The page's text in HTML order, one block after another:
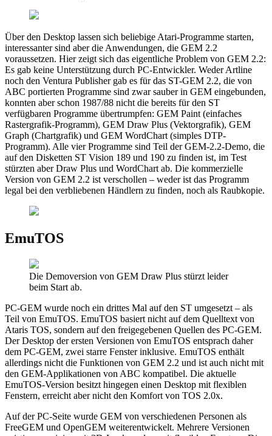
Über den Desktop lassen sich beliebige Atari-Programme starten,
interessanter sind aber die Anwendungen, die GEM 2.2
voraussetzen. Hier zeigt sich das eigentliche Problem von GEM 2.2:
Es gab keine Unterstützung durch PC-Entwickler. Weder Artline
noch den Ventura Publisher gab es für das ST-GEM 2.2, die von
ABC portierten Programme sind zwar sauber in GEM eingebunden,
konnten aber schon 1987/88 nicht die bereits für den ST
verfügbaren Programme übertrumpfen: GEM Paint (einfaches
Rastergrafik-Programm), GEM Draw Plus (Vektorgrafik), GEM
Graph (Chartgrafik) und GEM WordChart (simples DTP-
Programm). Alle vier Programme sind Teil der GEM-2.2-Demo, die
auf den Disketten ST Vision 189 und 190 zu finden ist, im Test
stürzten aber Draw Plus und WordChart ab. Die kommerzielle
Version von GEM 2.2 ist verschollen – weder ist das Programm
legal bei den verbliebenen Händlern zu finden, noch als Raubkopie.
EmuTOS
Die Demoversion von GEM Draw Plus stürzt leider
beim Start ab.
PC-GEM wurde noch ein drittes Mal auf den ST umgesetzt – als
Teil von EmuTOS. EmuTOS basiert nicht auf dem Quelltext von
Ataris TOS, sondern auf den freigegebenen Quellen des PC-GEM.
Der Desktop der ersten Versionen von EmuTOS entsprach daher
dem PC-GEM, zwei starre Fenster inklusive. EmuTOS enthält
allerdings nicht die Funktionen von GEM 2.2 und ist auch nicht mit
den GEM-Applikationen von ABC kompatibel. Die aktuelle
EmuTOS-Version besitzt hingegen einen Desktop mit flexiblen
Fenstern, erreicht aber nicht den Komfort von TOS 2.0x.
Auf der PC-Seite wurde GEM von verschiedenen Personen als
FreeGEM und OpenGEM weiterentwickelt. Mehrere Versionen